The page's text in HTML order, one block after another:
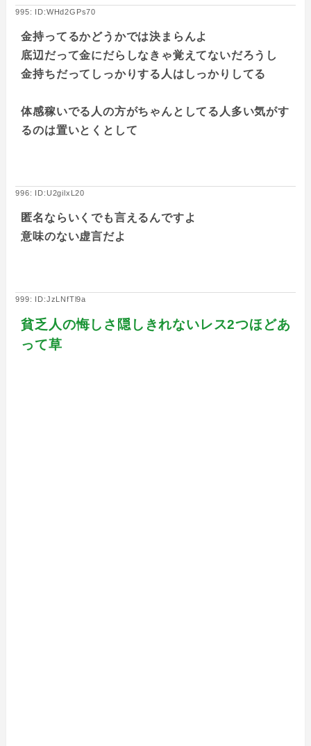
995: ID:WHd2GPs70
金持ってるかどうかでは決まらんよ
底辺だって金にだらしなきゃ覚えてないだろうし
金持ちだってしっかりする人はしっかりしてる
体感稼いでる人の方がちゃんとしてる人多い気がす
るのは置いとくとして
996: ID:U2gilxL20
匿名ならいくでも言えるんですよ
意味のない虚言だよ
999: ID:JzLNfTl9a
貧乏人の悔しさ隠しきれないレス2つほどあ
って草